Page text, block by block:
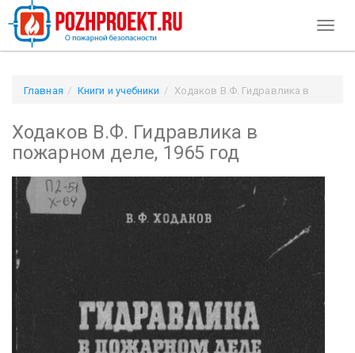
Главная Книги и учебники
Ходаков В.Ф. Гидравлика в
Ходаков В.Ф. Гидравлика в
пожарном деле, 1965 год